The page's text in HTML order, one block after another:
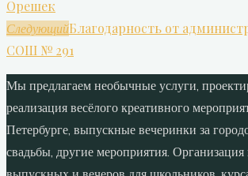
Орешек
СледующийБлагодарность от
СОШ № 291
Мы предлагаем необычные услуги,
реализация весёлого креативного
Петербурге, выпускные вечеринки за
свадьбы, другие мероприятия.